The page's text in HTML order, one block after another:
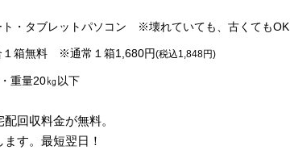
ト・タブレットパソコン ※壊れていても、古くてもOK
１箱無料 ※通常１箱1,680円(税込1,848円)
重量20㎏以下
回収料金が無料。
す。最短翌日！